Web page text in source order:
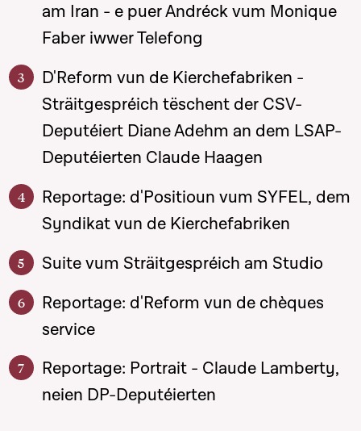
am Iran - e puer Andréck vum Monique
Faber iwwer Telefong
D'Reform vun de Kierchefabriken -
Sträitgespréich tëschent der CSV-
Deputéiert Diane Adehm an dem LSAP-
Deputéierten Claude Haagen
Reportage: d'Positioun vum SYFEL, dem
Syndikat vun de Kierchefabriken
Suite vum Sträitgespréich am Studio
Reportage: d'Reform vun de chèques
service
Reportage: Portrait - Claude Lamberty,
neien DP-Deputéierten